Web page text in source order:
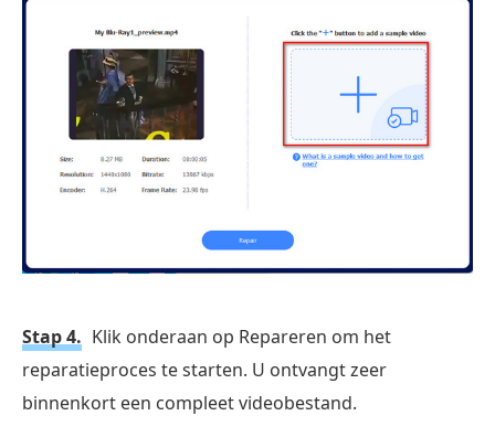
Stap 4. Klik onderaan op Repareren om het
reparatieproces te starten. U ontvangt zeer
binnenkort een compleet videobestand.